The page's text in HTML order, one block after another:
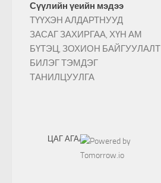
Сүүлийн үеийн мэдээ
ТҮҮХЭН АЛДАРТНУУД
ЗАСАГ ЗАХИРГАА, ХҮН АМ
БҮТЭЦ, ЗОХИОН БАЙГУУЛАЛТ
БИЛЭГ ТЭМДЭГ
ТАНИЛЦУУЛГА
ЦАГ АГААР